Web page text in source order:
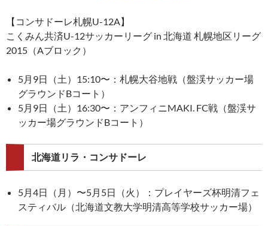
【コンサドーレ札幌U-12A】
こくみん共済U-12サッカーリーグ in 北海道 札幌地区リーグ
2015（Aブロック）
5月9日（土）15:10〜：札幌大谷地戦（盤渓サッカー場
グラウンドBコート）
5月9日（土）16:30〜：アンフィニMAKI. FC戦（盤渓サ
ッカー場グラウンドBコート）
北海道リラ・コンサドーレ
5月4日（月）〜5月5日（火）：プレイヤーズ杯明清フェ
スティバル（北海道文教大学明清高等学校サッカー場）